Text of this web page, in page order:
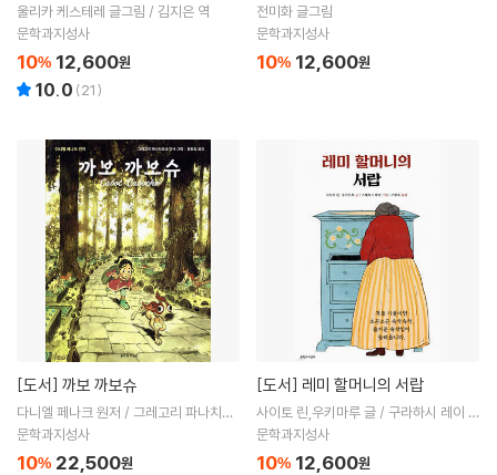
울리카 케스테레 글그림 / 김지은 역
문학과지성사
10% 12,600원
10.0 (21)
전미화 글그림
문학과지성사
10% 12,600원
[도서] 까보 까보슈
다니엘 페나크 원저 / 그레고리 파나치오
네 글그림 / 윤정임 역
문학과지성사
10% 22,500원
[도서] 레미 할머니의 서랍
사이토 린,우키마루 글 / 구라하시 레이 그
림 / 고향옥 역
문학과지성사
10% 12,600원